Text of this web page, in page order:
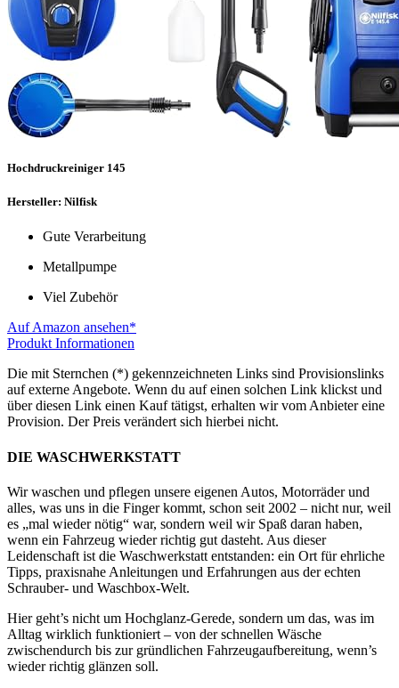
Hochdruckreiniger 145
Hersteller: Nilfisk
Gute Verarbeitung
Metallpumpe
Viel Zubehör
Auf Amazon ansehen*
Produkt Informationen
Die mit Sternchen (*) gekennzeichneten Links sind Provisionslinks
auf externe Angebote. Wenn du auf einen solchen Link klickst und
über diesen Link einen Kauf tätigst, erhalten wir vom Anbieter eine
Provision. Der Preis verändert sich hierbei nicht.
DIE WASCHWERKSTATT
Wir waschen und pflegen unsere eigenen Autos, Motorräder und
alles, was uns in die Finger kommt, schon seit 2002 – nicht nur, weil
es „mal wieder nötig“ war, sondern weil wir Spaß daran haben,
wenn ein Fahrzeug wieder richtig gut dasteht. Aus dieser
Leidenschaft ist die Waschwerkstatt entstanden: ein Ort für ehrliche
Tipps, praxisnahe Anleitungen und Erfahrungen aus der echten
Schrauber- und Waschbox-Welt.
Hier geht’s nicht um Hochglanz-Gerede, sondern um das, was im
Alltag wirklich funktioniert – von der schnellen Wäsche
zwischendurch bis zur gründlichen Fahrzeugaufbereitung, wenn’s
wieder richtig glänzen soll.